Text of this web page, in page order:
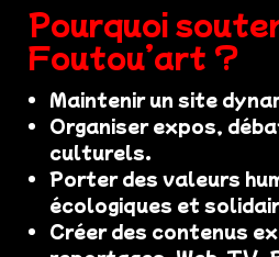
Pourquoi
Foutou’art ?
Maintenir un site
Organiser expos,
culturels.
Porter des valeurs
écologiques et
Créer des contenus